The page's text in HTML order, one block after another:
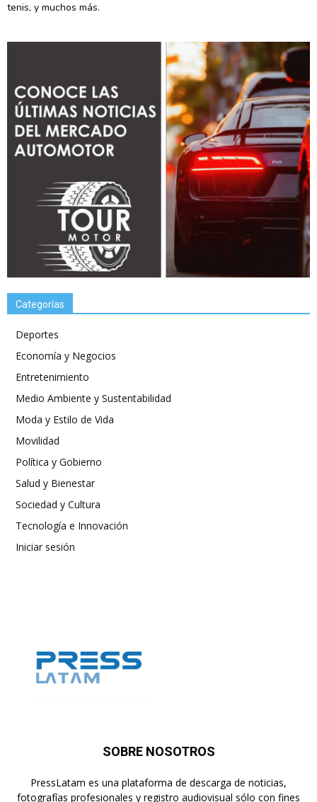
tenis, y muchos más.
Categorías
Deportes
Economía y Negocios
Entretenimiento
Medio Ambiente y Sustentabilidad
Moda y Estilo de Vida
Movilidad
Política y Gobierno
Salud y Bienestar
Sociedad y Cultura
Tecnología e Innovación
Iniciar sesión
SOBRE NOSOTROS
PressLatam es una plataforma de descarga de noticias,
fotografías profesionales y registro audiovisual sólo con fines